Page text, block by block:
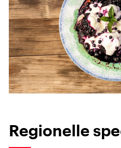
Regionelle